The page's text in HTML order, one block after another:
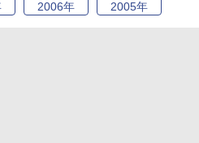
2006年 2005年